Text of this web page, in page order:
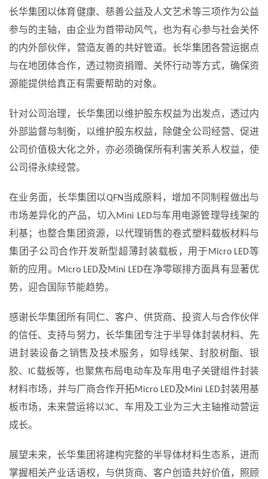
长华集团以体育健康、慈善公益及人文艺术等三项作为公益
参与的主轴，由企业为首带动风气，也为有心参与社会关怀
的内外部伙伴，营造友善的共好管道。长华集团各营运据点
与在地团体合作，透过物资捐赠、关怀行动等方式，确保资
源能提供给真正有需要帮助的对象。
针对公司治理，长华集团以维护股东权益为出发点，透过内
外部监督与制衡，以维护股东权益，除健全公司经营、促进
公司价值极大化之外，亦必须确保所有利害关系人权益，使
公司得永续经营。
在业务面，长华集团以QFN当成原料，增加不同制程做出与
市场差异化的产品，切入Mini LED与车用电源管理导线架的
利基；也整合集团资源，以代理销售的卷式塑料载板材料与
集团子公司合作开发新型超薄封装载板，用于Micro LED等
新的应用。Micro LED及Mini LED在净零碳排方面具有显著优
势，迎合国际节能趋势。
感谢长华集团所有同仁、客户、供货商、投资人与合作伙伴
的信任、支持与努力，长华集团专注于半导体封装材料、先
进封装设备之销售及技术服务，如导线架、封胶树酯、银
胶、IC载板等，也聚焦布局电动车及车用电子关键组件封装
材料市场，并与厂商合作开拓Micro LED及Mini LED封装用基
板市场，未来营运将以3C、车用及工业为三大主轴推动营运
成长。
展望未来，长华集团将建构完整的半导体材料生态系，进而
掌握相关产业话语权，与供货商、客户创造共好价值，照顾